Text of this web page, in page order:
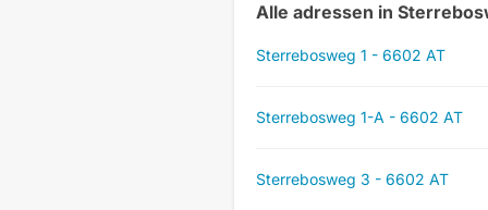
Alle adressen in
Sterrebosweg 1 - 6602 AT
Sterrebosweg 1-A - 6602 AT
Sterrebosweg 3 - 6602 AT